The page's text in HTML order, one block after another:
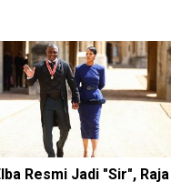
Resmi Jadi "Sir", Raja